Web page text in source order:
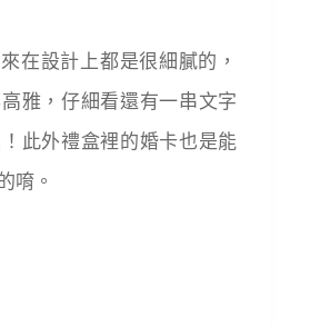
在設計上都是很細膩的，
雅，仔細看還有一串文字
此外禮盒裡的婚卡也是能
唷。